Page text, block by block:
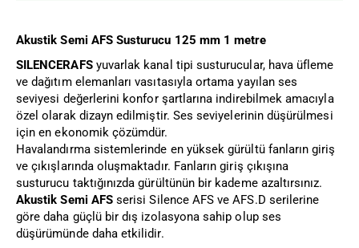
Akustik Semi AFS Susturucu 125 mm 1 metre
SILENCERAFSyuvarlak kanal tipi susturucular, hava üfleme
ve dağıtım elemanları vasıtasıyla ortama yayılan ses
seviyesi değerlerini konfor şartlarına indirebilmek amacıyla
özel olarak dizayn edilmiştir. Ses seviyelerinin düşürülmesi
için en ekonomik çözümdür.
Havalandırma sistemlerinde en yüksek gürültü fanların giriş
ve çıkışlarında oluşmaktadır. Fanların giriş çıkışına
susturucu taktığınızda gürültünün bir kademe azaltırsınız.
Akustik Semi AFSserisi Silence AFS ve AFS.D serilerine
göre daha güçlü bir dış izolasyona sahip olup ses
düşürümünde daha etkilidir.